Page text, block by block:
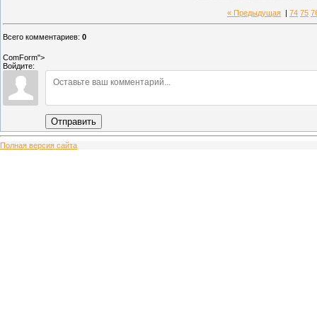
« Предыдущая 74 75
Всего комментариев: 0
ComForm">
Войдите:
Отправить
Полная версия сайта